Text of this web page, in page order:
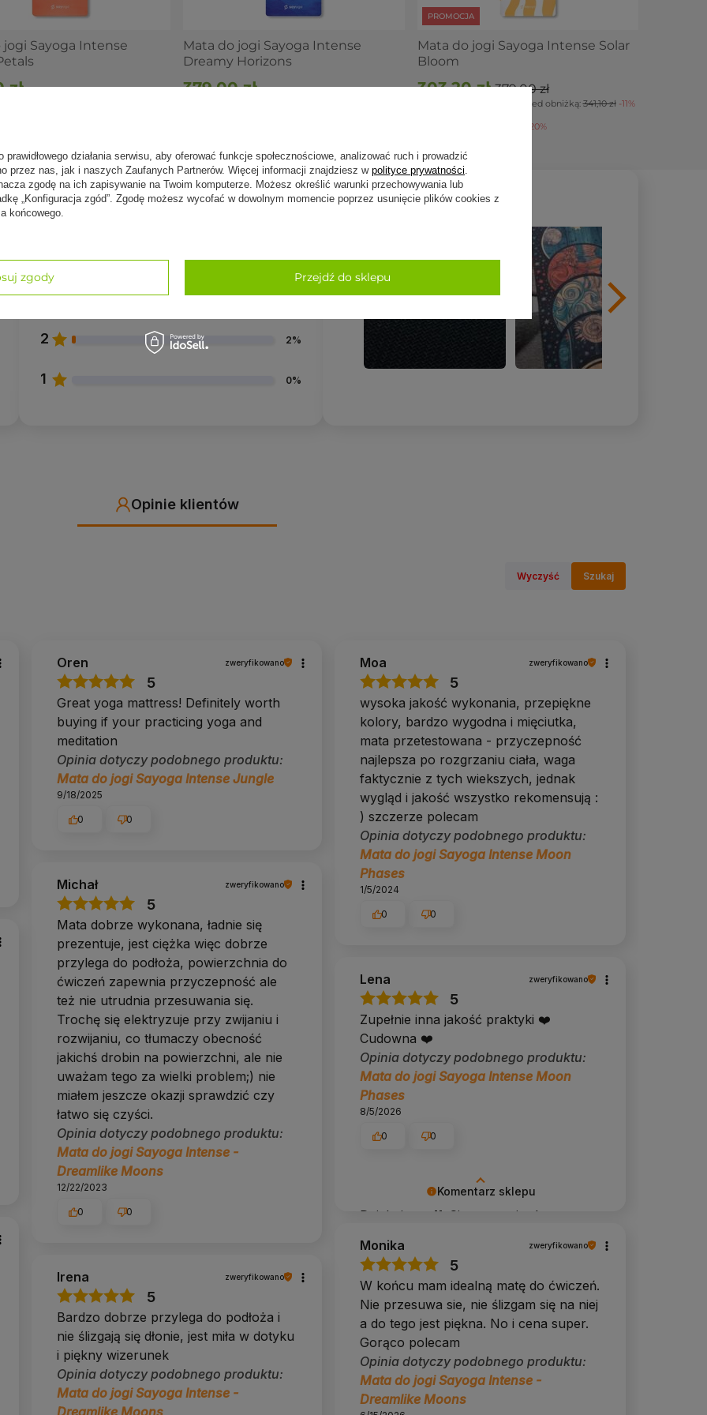
jest miła w dotyku" – Irena
– Sabina
miła w dotyku i ma świetną przyczepność" – Jowita
ashtanga, intensywna praktyka
użytkowaniu przez wiele osób naturalny kauczuk
z PVC.
przy suchych dłoniach jest śliska, przy wilgotnych
wystarczy spryskiwacz z wodą obok maty.
produktowych, które są robione w studyjnym
SGS
uzyskała certyfikat międzynarodowego
produkt spełnia krajowe i międzynarodowe normy
i bez suszarki.
po praktyce.
słońca.
jabłkowym w proporcji pół na pół.
w suchym miejscu.
się od pierwszych praktyk.
pasek schowasz do środka.
piankowe w podróż.
nie
ashtangi każdego stylu praktyki
nie masz pewności, bezpieczniejszy jest
jogi Sayoga Intense
zł
Mata do jogi Sayoga Intense
Dreamy Horizons
379,00 zł
PROMOCJA
Mata do jogi Sayoga Intense Solar
Bloom
303,20 zł 379,00 zł
Najniższa cena z 30 dni przed obniżką:341,10 zł -11%
-20%
5
4 6%
3
2 2%
1 0%
Opinie klientów
Wyczyść Szukaj
Oren zweryfikowano
5
Great yoga mattress! Definitely worth
buying if your practicing yoga and
meditation
Opinia dotyczy podobnego produktu:
Mata do jogi Sayoga Intense Jungle
9/18/2025
0 0
Moa zweryfikowano
5
wysoka jakość wykonania, przepiękne
kolory, bardzo wygodna i mięciutka,
mata przetestowana - przyczepność
najlepsza po rozgrzaniu ciała, waga
faktycznie z tych wiekszych, jednak
wygląd i jakość wszystko rekomensują :
) szczerze polecam
Opinia dotyczy podobnego produktu:
Mata do jogi Sayoga Intense Moon
Phases
1/5/2024
0 0
Michał zweryfikowano
5
Mata dobrze wykonana, ładnie się
prezentuje, jest ciężka więc dobrze
przylega do podłoża, powierzchnia do
ćwiczeń zapewnia przyczepność ale
też nie utrudnia przesuwania się.
Trochę się elektryzuje przy zwijaniu i
rozwijaniu, co tłumaczy obecność
jakichś drobin na powierzchni, ale nie
uważam tego za wielki problem;) nie
miałem jeszcze okazji sprawdzić czy
łatwo się czyści.
Opinia dotyczy podobnego produktu:
Mata do jogi Sayoga Intense -
Dreamlike Moons
12/22/2023
0 0
Komentarz sklepu
Dziękujemy 💚 Cieszymy się, że
Lena zweryfikowano
5
Zupełnie inna jakość praktyki ❤️
Cudowna ❤️
Opinia dotyczy podobnego produktu:
Mata do jogi Sayoga Intense Moon
Phases
8/5/2026
0 0
Monika zweryfikowano
5
W końcu mam idealną matę do ćwiczeń.
Nie przesuwa sie, nie ślizgam się na niej
a do tego jest piękna. No i cena super.
Gorąco polecam
Opinia dotyczy podobnego produktu:
Mata do jogi Sayoga Intense -
Dreamlike Moons
Irena zweryfikowano
5
Bardzo dobrze przylega do podłoża i
nie ślizgają się dłonie, jest miła w dotyku
i piękny wizerunek
Opinia dotyczy podobnego produktu:
Mata do jogi Sayoga Intense -
działania serwisu, aby oferować funkcje społecznościowe, analizować ruch i prowadzić
przez nas, jak i naszych Zaufanych Partnerów. Więcej informacji znajdziesz w polityce prywatności
zgodę na ich zapisywanie na Twoim komputerze. Możesz określić warunki przechowywania lub
„Konfiguracja zgód”. Zgodę możesz wycofać w dowolnym momencie poprzez usunięcie plików cookies z
końcowego.
zgody Przejdź do sklepu